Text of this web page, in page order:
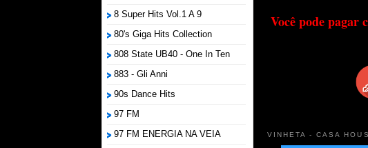
8 Super Hits Vol.1 A 9
80's Giga Hits Collection
808 State UB40 - One In Ten
883 - Gli Anni
90s Dance Hits
97 FM
97 FM ENERGIA NA VEIA
Você pode pagar
VINHETA - CASA